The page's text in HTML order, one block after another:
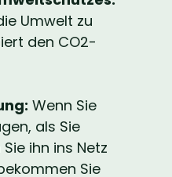
Umwelt zu
den CO2-
Wenn Sie
als Sie
ihn ins Netz
Sie